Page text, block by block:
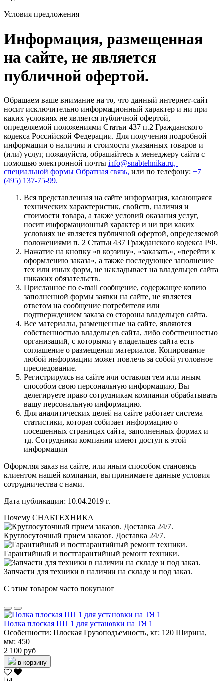
Условия предложения
Информация, размещенная
на сайте, не является
публичной офертой.
Обращаем ваше внимание на то, что данный интернет-сайт
носит исключительно информационный характер и ни при
каких условиях не является публичной офертой,
определяемой положениями Статьи 437 п.2 Гражданского
кодекса Российской Федерации. Для получения подробной
информации о наличии и стоимости указанных товаров и
(или) услуг, пожалуйста, обращайтесь к менеджеру сайта с
помощью электронной почты info@snabtehnika.ru,
специальной формы Обратная связь, или по телефону: +7
(495) 137-75-99.
Вся представленная на сайте информация, касающаяся
технических характеристик, свойств, наличия и
стоимости товара, а также условий оказания услуг,
носит информационный характер и ни при каких
условиях не является публичной офертой, определяемой
положениями п. 2 Статьи 437 Гражданского кодекса РФ.
Нажатие на кнопку «в корзину», «заказать», «перейти к
оформлению заказа», а также последующее заполнение
тех или иных форм, не накладывает на владельцев сайта
никаких обязательств.
Присланное по e-mail сообщение, содержащее копию
заполненной формы заявки на сайте, не является
ответом на сообщение потребителя или
подтверждением заказа со стороны владельцев сайта.
Все материалы, размещенные на сайте, являются
собственностью владельцев сайта, либо собственностью
организаций, с которыми у владельцев сайта есть
соглашение о размещении материалов. Копирование
любой информации может повлечь за собой уголовное
преследование.
Регистрируясь на сайте или оставляя тем или иным
способом свою персональную информацию, Вы
делегируете право сотрудникам компании обрабатывать
вашу персональную информацию.
Для аналитических целей на сайте работает система
статистики, которая собирает информацию о
посещенных страницах сайта, заполненных формах и
тд. Сотрудники компании имеют доступ к этой
информации
Оформляя заказ на сайте, или иным способом становясь
клиентом нашей компании, вы принимаете данные условия
сотрудничества с нами.
Дата публикации: 10.04.2019 г.
Почему СНАБТЕХНИКА
Круглосуточный прием заказов. Доставка 24/7.
Гарантийный и постгарантийный ремонт техники.
Запчасти для техники в наличии на складе и под заказ.
С этим товаром часто покупают
Полка плоская ПП 1 для установки на ТЯ 1
Особенности: Плоская Грузоподъемность, кг: 120 Ширина,
мм: 450
2 100 руб
в корзину